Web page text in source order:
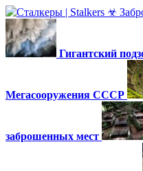
Гигантский
Мегасооружения СССР
заброшенных мест